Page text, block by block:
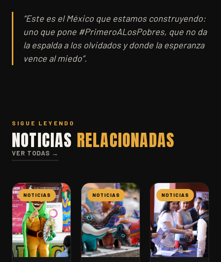
“Este es el México que estamos construyendo:
uno que pone #PrimeroALosPobres, que no da
la espalda a los olvidados y donde la esperanza
vence al miedo”.
SIGUE LEYENDO
NOTICIAS RELACIONADAS
VER TODAS →
NOTICIAS NOTICIAS NOTICIAS